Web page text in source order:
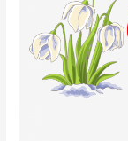
martie.
Zeci